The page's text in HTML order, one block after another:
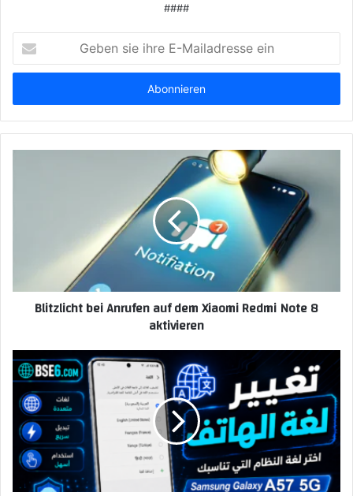
####
sie
ihre
Mailadresse
ein
Blitzlicht bei Anrufen auf dem Xiaomi Redmi Note 8
aktivieren